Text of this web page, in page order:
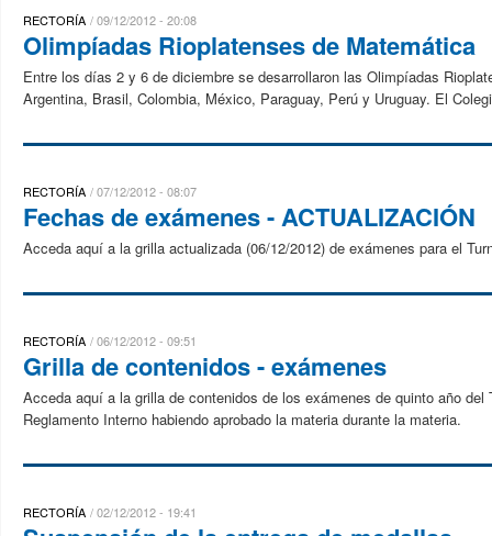
RECTORÍA 09/12/2012 - 20:08
Olimpíadas Rioplatenses de Matemática
Entre los días 2 y 6 de diciembre se desarrollaron las Olimpíadas
Argentina, Brasil, Colombia, México, Paraguay, Perú y Uruguay. El
RECTORÍA 07/12/2012 - 08:07
Fechas de exámenes - ACTUALIZACIÓN
Acceda aquí a la grilla actualizada (06/12/2012) de exámenes para el
RECTORÍA 06/12/2012 - 09:51
Grilla de contenidos - exámenes
Acceda aquí a la grilla de contenidos de los exámenes de quinto año
Reglamento Interno habiendo aprobado la materia durante la materia.
RECTORÍA 02/12/2012 - 19:41